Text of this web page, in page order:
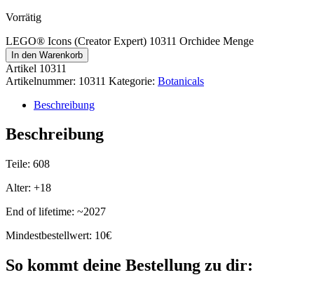
Vorrätig
LEGO® Icons (Creator Expert) 10311 Orchidee Menge
In den Warenkorb
Artikel 10311
Artikelnummer: 10311 Kategorie: Botanicals
Beschreibung
Beschreibung
Teile: 608
Alter: +18
End of lifetime: ~2027
Mindestbestellwert: 10€
So kommt deine Bestellung zu dir: